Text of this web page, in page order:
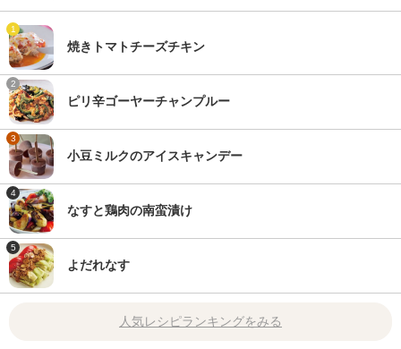
1
焼きトマトチーズチキン
2
ピリ辛ゴーヤーチャンプルー
3
小豆ミルクのアイスキャンデー
4
なすと鶏肉の南蛮漬け
5
よだれなす
人気レシピランキングをみる